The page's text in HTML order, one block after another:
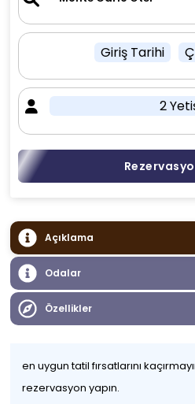
Giriş Tarihi
2
Açıklama
Odalar
Özellikler
en uygun tatil fırsatlarını
rezervasyon yapın.